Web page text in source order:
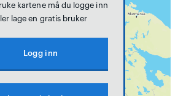
kartene må du logge inn
lage en gratis bruker
Logg inn